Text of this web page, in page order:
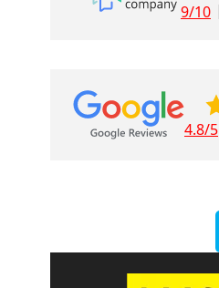
9/10
4.8/5